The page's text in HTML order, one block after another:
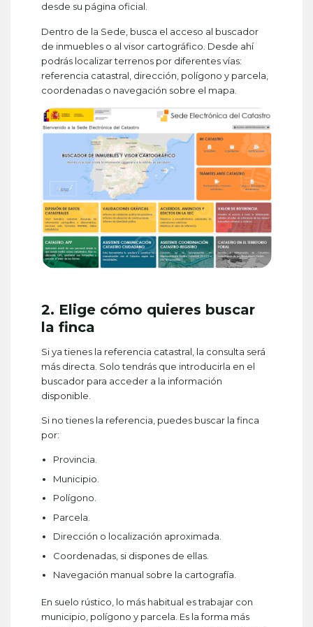
desde su página oficial.
Dentro de la Sede, busca el acceso al buscador
de inmuebles o al visor cartográfico. Desde ahí
podrás localizar terrenos por diferentes vías:
referencia catastral, dirección, polígono y parcela,
coordenadas o navegación sobre el mapa.
2. Elige cómo quieres buscar
la finca
Si ya tienes la referencia catastral, la consulta será
más directa. Solo tendrás que introducirla en el
buscador para acceder a la información
disponible.
Si no tienes la referencia, puedes buscar la finca
por:
Provincia.
Municipio.
Polígono.
Parcela.
Dirección o localización aproximada.
Coordenadas, si dispones de ellas.
Navegación manual sobre la cartografía.
En suelo rústico, lo más habitual es trabajar con
municipio, polígono y parcela. Es la forma más